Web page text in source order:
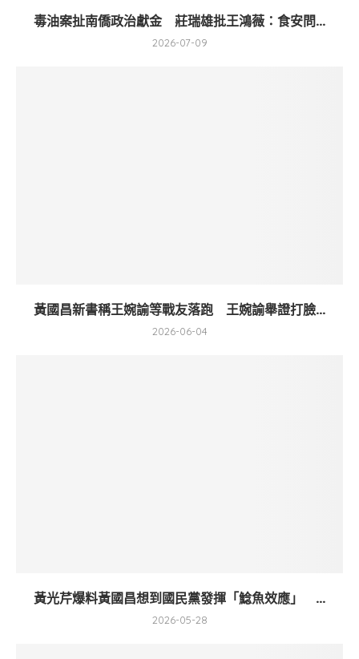
毒油案扯南僑政治獻金 莊瑞雄批王鴻薇：食安問...
2026-07-09
黃國昌新書稱王婉諭等戰友落跑 王婉諭舉證打臉...
2026-06-04
黃光芹爆料黃國昌想到國民黨發揮「鯰魚效應」 ...
2026-05-28